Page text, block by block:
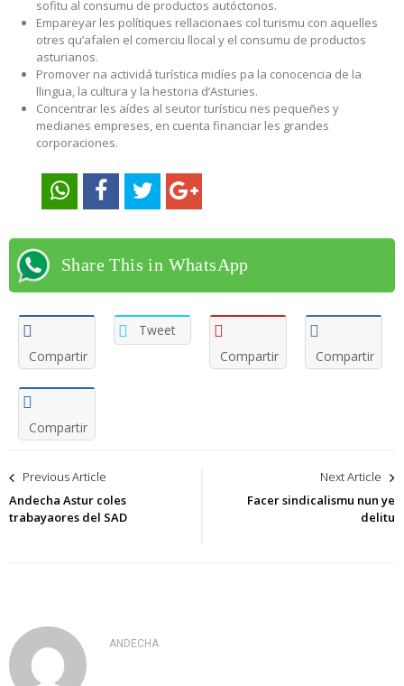
sofitu al consumu de productos autóctonos.
Empareyar les polítiques rellacionaes col turismu con aquelles
otres qu’afalen el comerciu llocal y el consumu de productos
asturianos.
Promover na actividá turística midíes pa la conocencia de la
llingua, la cultura y la hestoria d’Asturies.
Concentrar les aídes al seutor turísticu nes pequeñes y
medianes empreses, en cuenta financiar les grandes
corporaciones.
Share This in WhatsApp
Compartir
Tweet
Compartir
Compartir
Compartir
Navegación
de
Previous Article
Andecha Astur coles
trabayaores del SAD
Next Article
Facer sindicalismu nun ye
delitu
ANDECHA